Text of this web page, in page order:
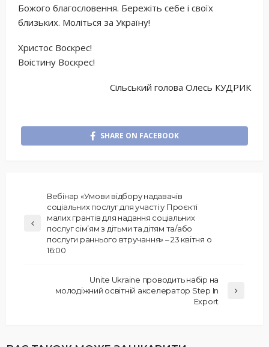
Божого благословення. Бережіть себе і своїх
близьких. Моліться за Україну!
Христос Воскрес!
Воістину Воскрес!
Сільський голова Олесь КУДРИК
SHARE ON FACEBOOK
Вебінар «Умови відбору надавачів
соціальних послуг для участі у Проєкті
малих грантів для надання соціальних
послуг сім’ям з дітьми та дітям та/або
послуги раннього втручання» – 23 квітня о
16:00
Unite Ukraine проводить набір на
молодіжний освітній акселератор Step In
Export